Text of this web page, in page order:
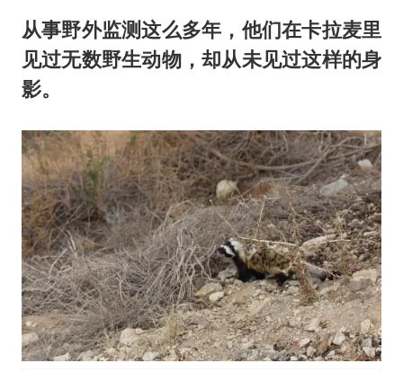
从事野外监测这么多年，他们在卡拉麦里
见过无数野生动物，却从未见过这样的身
影。